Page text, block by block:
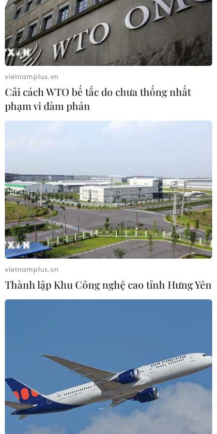
Đà Nẵng lần đầu đăng cai chung kết
Hoa hậu Di sản toàn cầu 2026
05/08/2026 11:01
Hà Nội nằm trong
nhóm 10 thành phố hàng đầu thế
giới về ẩm thực đường phố
phố Cần Thơ
05/08/2026 02:00
Điểm hẹn ngắm băng trôi và cá voi ở
Canada
05/08/2026 01:08
Ninh Bình được đề cử hạng mục
Điểm đến mới nổi hàng đầu châu Á
2026
04/08/2026 09:14
vietnamplus.vn
Cải cách WTO bế tắc do chưa thống nhất
phạm vi đàm phán
vietnamplus.vn
Thành lập Khu Công nghệ cao tỉnh Hưng Yên